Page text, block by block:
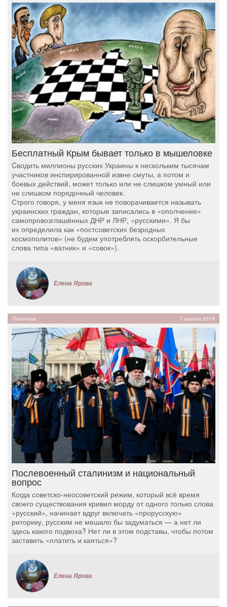
Бесплатный Крым бывает только в мышеловке
Cводить миллионы русских Украины к нескольким тысячам
участников инспирированной извне смуты, а потом и
боевых действий, может только или не слишком умный или
не слишком порядочный человек.
Строго говоря, у меня язык не поворачивается называть
украинских граждан, которые записались в «ополчение»
самопровозглашённых ДНР и ЛНР, «русскими». Я бы
их определила как «постсоветских безродных
космополитов» (не будем употреблять оскорбительные
слова типа «ватник» и «совок»).
Елена Ярова
Политика 7 апреля 2015
Послевоенный сталинизм и национальный
вопрос
Когда советско-неосоветский режим, который всё время
своего существования кривил морду от одного только слова
«русский», начинает вдруг включать «прорусскую»
риторику, русским не мешало бы задуматься — а нет ли
здесь какого подвоха? Нет ли в этом подставы, чтобы потом
заставить «платить и каяться»?
Елена Ярова